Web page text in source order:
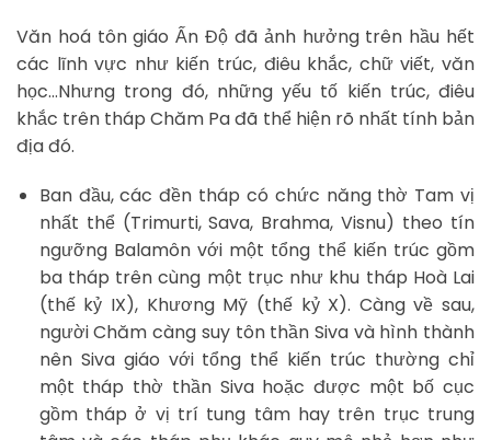
Văn hoá tôn giáo Ấn Độ đã ảnh hưởng trên hầu hết
các lĩnh vực như kiến trúc, điêu khắc, chữ viết, văn
học…Nhưng trong đó, những yếu tố kiến trúc, điêu
khắc trên tháp Chăm Pa đã thể hiện rõ nhất tính bản
địa đó.
Ban đầu, các đền tháp có chức năng thờ Tam vị
nhất thể (Trimurti, Sava, Brahma, Visnu) theo tín
ngưỡng Balamôn với một tổng thể kiến trúc gồm
ba tháp trên cùng một trục như khu tháp Hoà Lai
(thế kỷ IX), Khương Mỹ (thế kỷ X). Càng về sau,
người Chăm càng suy tôn thần Siva và hình thành
nên Siva giáo với tổng thể kiến trúc thường chỉ
một tháp thờ thần Siva hoặc được một bố cục
gồm tháp ở vị trí tung tâm hay trên trục trung